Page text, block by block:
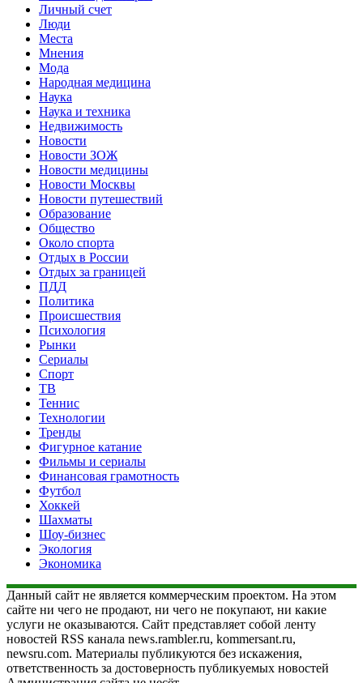
Личный счет
Люди
Места
Мнения
Мода
Народная медицина
Наука
Наука и техника
Недвижимость
Новости
Новости ЗОЖ
Новости медицины
Новости Москвы
Новости путешествий
Образование
Общество
Около спорта
Отдых в России
Отдых за границей
ПДД
Политика
Происшествия
Психология
Рынки
Сериалы
Спорт
ТВ
Теннис
Технологии
Тренды
Фигурное катание
Фильмы и сериалы
Финансовая грамотность
Футбол
Хоккей
Шахматы
Шоу-бизнес
Экология
Экономика
Данный сайт не является коммерческим проектом. На этом
сайте ни чего не продают, ни чего не покупают, ни какие
услуги не оказываются. Сайт представляет собой ленту
новостей RSS канала news.rambler.ru, kommersant.ru,
newsru.com. Материалы публикуются без искажения,
ответственность за достоверность публикуемых новостей